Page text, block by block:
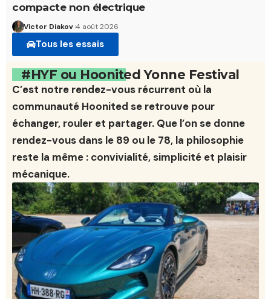
compacte non électrique
Victor Diakov 4 août 2026
Tous les essais
#HYF ou Hoonited Yonne Festival
C’est notre rendez-vous récurrent où la
communauté Hoonited se retrouve pour
échanger, rouler et partager. Que l’on se donne
rendez-vous dans le 89 ou le 78, la philosophie
reste la même : convivialité, simplicité et plaisir
mécanique.